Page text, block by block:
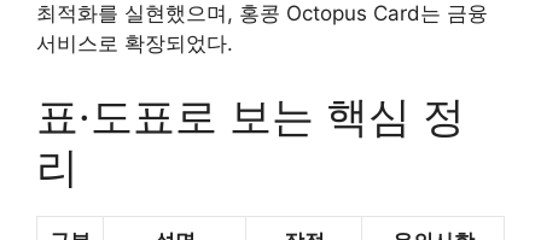
최적화를 실현했으며, 홍콩 Octopus Card는 금융
서비스로 확장되었다.
표·도표로 보는 핵심 정
리